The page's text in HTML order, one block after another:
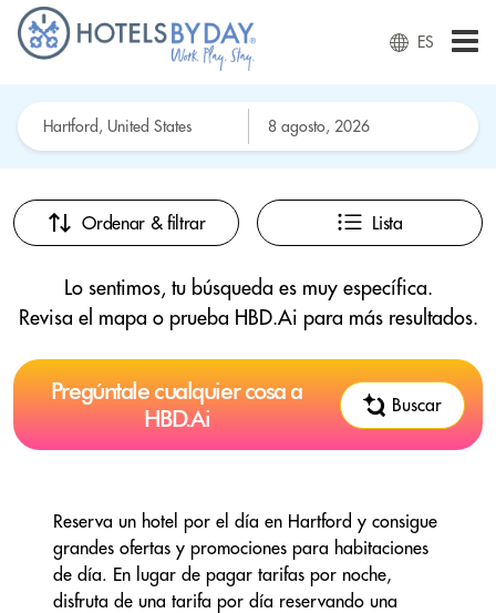
ES
Ordenar & filtrar Lista
Lo sentimos, tu búsqueda es muy específica.
Revisa el mapa o prueba HBD.Ai para más resultados.
Pregúntale cualquier cosa a
HBD.Ai
Buscar
Reserva un hotel por el día en Hartford y consigue
grandes ofertas y promociones para habitaciones
de día. En lugar de pagar tarifas por noche,
disfruta de una tarifa por día reservando una